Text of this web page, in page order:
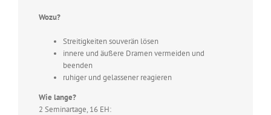
Wozu?
Streitigkeiten souverän lösen
innere und äußere Dramen vermeiden und
beenden
ruhiger und gelassener reagieren
Wie lange?
2 Seminartage, 16 EH: